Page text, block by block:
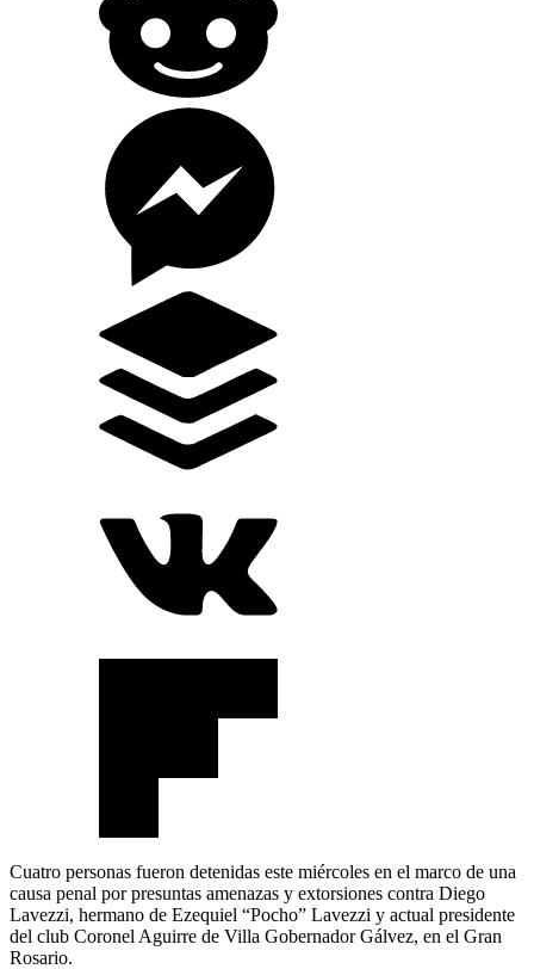
Cuatro personas fueron detenidas este miércoles en el marco de una
causa penal por presuntas amenazas y extorsiones contra Diego
Lavezzi, hermano de Ezequiel “Pocho” Lavezzi y actual presidente
del club Coronel Aguirre de Villa Gobernador Gálvez, en el Gran
Rosario.